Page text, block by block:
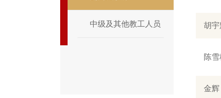
中级及其他教工人员 胡宇
陈
金辉